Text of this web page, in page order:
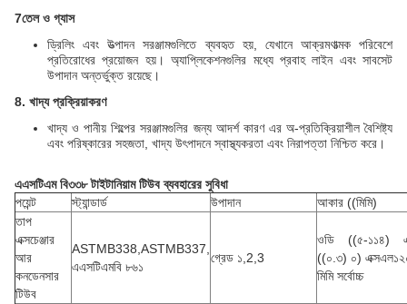
7তেল ও গ্যাস
ড্রিলিং এবং উত্পাদন সরঞ্জামগুলিতে ব্যবহৃত হয়, যেখানে আক্রমণাত্মক পরিবেশে
প্রতিরোধের প্রয়োজন হয়। অ্যাপ্লিকেশনগুলির মধ্যে প্রবাহ লাইন এবং সাবসেট
উপাদান অন্তর্ভুক্ত রয়েছে।
8. খাদ্য প্রক্রিয়াকরণ
খাদ্য ও পানীয় শিল্পের সরঞ্জামগুলির জন্য আদর্শ কারণ এর অ-প্রতিক্রিয়াশীল বৈশিষ্ট্য
এবং পরিষ্কারের সহজতা, খাদ্য উৎপাদনে স্বাস্থ্যকরতা এবং নিরাপত্তা নিশ্চিত করে।
এএসটিএম বি৩৩৮ টাইটানিয়াম টিউব ব্যবহারের সুবিধা
পয়েন্ট
স্ট্যান্ডার্ড উপাদান
আকার ((মিমি)
তাপ
এক্সচেঞ্জার
আর
কনডেনসার
টিউব
ASTMB338,ASTMB337,
এএসটিএমবি ৮৬১
গ্রেড ১,2,3
ওডি ((৫-১১৪)
((০.৩) ০)
মিমি সর্বোচ্চ